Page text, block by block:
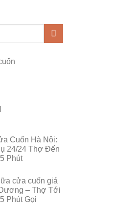
Cuốn Hà Nội:
24/24 Thợ Đến
Phút
cửa cuốn giá
– Thợ Tới
Phút Gọi